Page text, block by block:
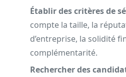
Établir des critères de
compte la taille, la
d’entreprise, la solidité
complémentarité.
Rechercher des